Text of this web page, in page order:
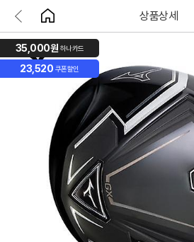
상품상세
35,000원 하나카드
23,520 쿠폰할인